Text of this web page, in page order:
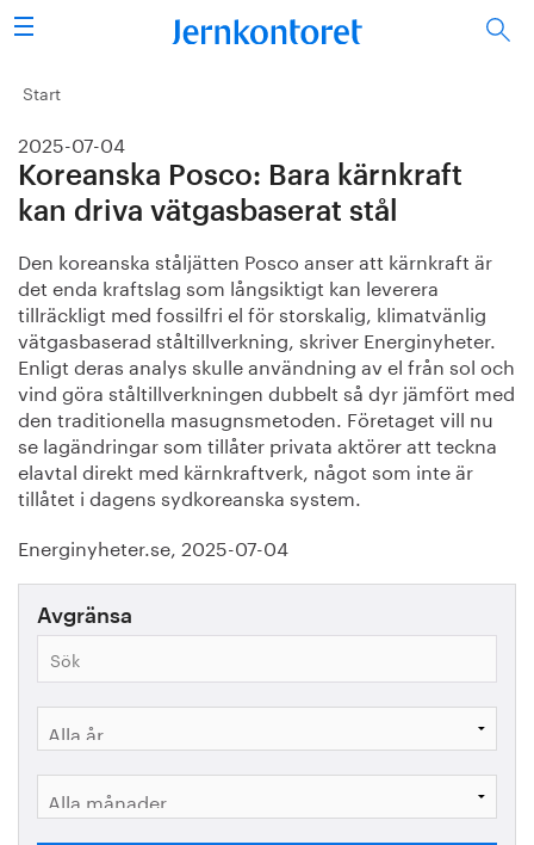
Sök
Stålindustrin
Vision 2050
Forskning/utbildning
Energi/miljö
Vi tycker
Publicerat
Bildbank
Om oss
Start
2025-07-04
Koreanska Posco: Bara kärnkraft
kan driva vätgasbaserat stål
Den koreanska ståljätten Posco anser att kärnkraft är
det enda kraftslag som långsiktigt kan leverera
tillräckligt med fossilfri el för storskalig, klimatvänlig
vätgasbaserad ståltillverkning, skriver Energinyheter.
Enligt deras analys skulle användning av el från sol och
vind göra ståltillverkningen dubbelt så dyr jämfört med
den traditionella masugnsmetoden. Företaget vill nu
se lagändringar som tillåter privata aktörer att teckna
elavtal direkt med kärnkraftverk, något som inte är
tillåtet i dagens sydkoreanska system.
Energinyheter.se, 2025-07-04
Avgränsa